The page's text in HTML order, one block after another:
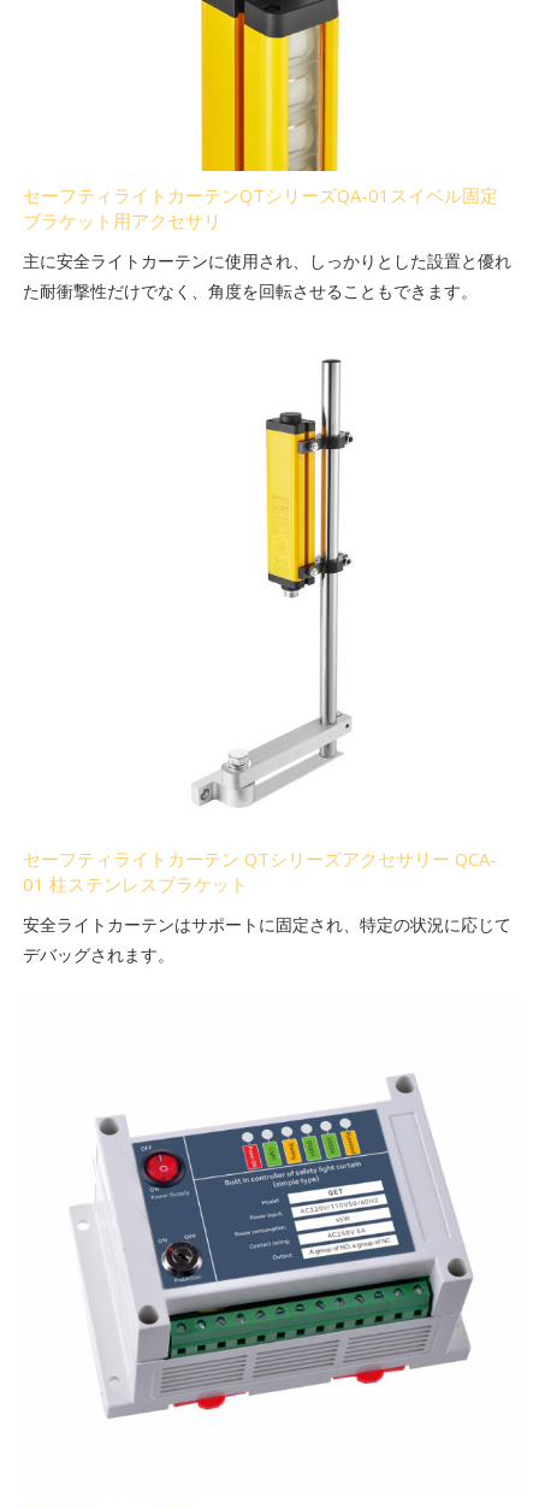
セーフティライトカーテンQTシリーズQA-01スイベル固定
ブラケット用アクセサリ
主に安全ライトカーテンに使用され、しっかりとした設置と優れ
た耐衝撃性だけでなく、角度を回転させることもできます。
セーフティライトカーテン QTシリーズアクセサリー QCA-
01 柱ステンレスブラケット
安全ライトカーテンはサポートに固定され、特定の状況に応じて
デバッグされます。